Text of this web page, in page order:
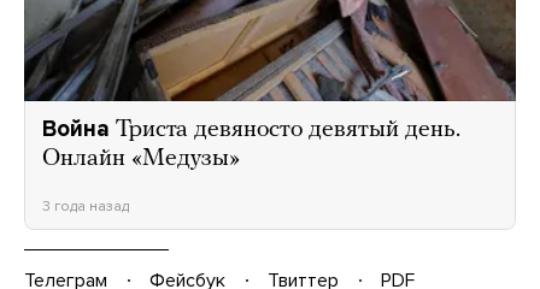
Война Триста девяносто девятый день.
Онлайн «Медузы»
3 года назад
Телеграм Фейсбук Твиттер
PDF